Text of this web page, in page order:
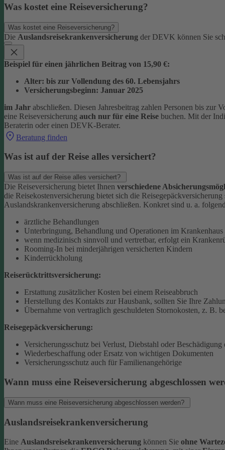
Was kostet eine Reiseversicherung?
Was kostet eine Reiseversicherung?
Die Auslandsreisekrankenversicherung der DEVK können Sie
Beispiel für einen jährlichen Beitrag von 15,90 €:
Alter: bis zur Vollendung des 60. Lebensjahrs
Versicherungsbeginn: Januar 2025
im Jahr abschließen. Diesen Jahresbeitrag zahlen Personen bis zur
eine Reiseversicherung auch nur für eine Reise buchen. Mit der
Beraterin oder einen DEVK-Berater.
Beratung finden
Was ist auf der Reise alles versichert?
Was ist auf der Reise alles versichert?
Die Reiseversicherung bietet Ihnen verschiedene
die Reisekostenversicherung bietet sich die
Auslandskrankenversicherung abschließen. Konkret sind u. a.
ärztliche Behandlungen
Unterbringung, Behandlung und Operationen im
wenn medizinisch sinnvoll und vertretbar, erfolgt ein
Rooming-In bei minderjährigen versicherten Kindern
Kinderrückholung
Reiserücktrittsversicherung:
Erstattung zusätzlicher Kosten bei einem Reiseabbruch
Herstellung des Kontakts zur Hausbank, sollten Sie Ihre
Übernahme von vertraglich geschuldeten Stornokosten, z. B.
Reisegepäckversicherung:
Versicherungsschutz bei Verlust, Diebstahl oder Beschädigung
Wiederbeschaffung oder Ersatz von wichtigen Dokumenten
Versicherungsschutz auch für Familienangehörige
Wann muss eine Reiseversicherung abgeschlossen
Wann muss eine Reiseversicherung abgeschlossen werden?
Auslandsreisekrankenversicherung
Eine Auslandsreisekrankenversicherung können Sie ohne